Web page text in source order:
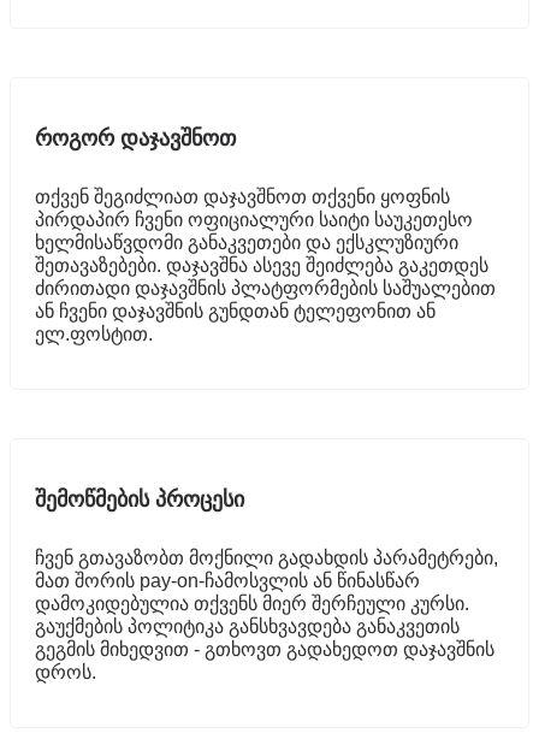
როგორ დაჯავშნოთ
თქვენ შეგიძლიათ დაჯავშნოთ თქვენი ყოფნის
პირდაპირ ჩვენი ოფიციალური საიტი საუკეთესო
ხელმისაწვდომი განაკვეთები და ექსკლუზიური
შეთავაზებები. დაჯავშნა ასევე შეიძლება გაკეთდეს
ძირითადი დაჯავშნის პლატფორმების საშუალებით
ან ჩვენი დაჯავშნის გუნდთან ტელეფონით ან
ელ.ფოსტით.
შემოწმების პროცესი
ჩვენ გთავაზობთ მოქნილი გადახდის პარამეტრები,
მათ შორის pay-on-ჩამოსვლის ან წინასწარ
დამოკიდებულია თქვენს მიერ შერჩეული კურსი.
გაუქმების პოლიტიკა განსხვავდება განაკვეთის
გეგმის მიხედვით - გთხოვთ გადახედოთ დაჯავშნის
დროს.